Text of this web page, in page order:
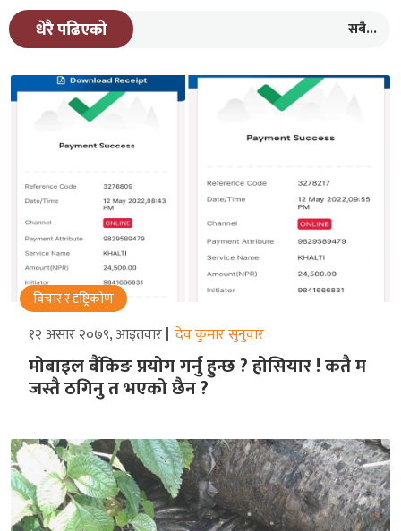
धेरै पढिएको सबै...
विचार र दृष्ट्रिकोण
१२ असार २०७९, आइतवार देव कुमार सुनुवार
मोबाइल बैंकिङ प्रयोग गर्नु हुन्छ ? होसियार ! कतै म
जस्तै ठगिनु त भएको छैन ?